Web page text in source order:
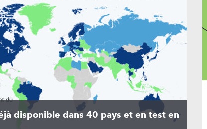
disponible dans 40 pays et en test en